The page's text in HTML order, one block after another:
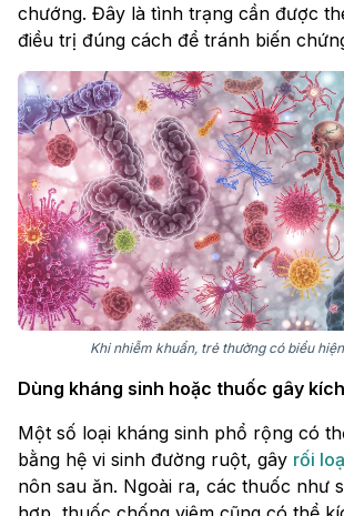
chướng. Đây là tình trạng cần được
điều trị đúng cách để tránh biến
Khi nhiễm khuẩn, trẻ thường có biểu
Dùng kháng sinh hoặc thuốc gây
Một số loại kháng sinh phổ rộng có
bằng hệ vi sinh đường ruột, gây rối
nôn sau ăn. Ngoài ra, các thuốc như